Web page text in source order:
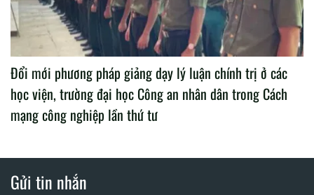
Đổi mới phương pháp giảng dạy lý luận chính trị ở các
học viện, trường đại học Công an nhân dân trong Cách
mạng công nghiệp lần thứ tư
Gửi tin nhắn